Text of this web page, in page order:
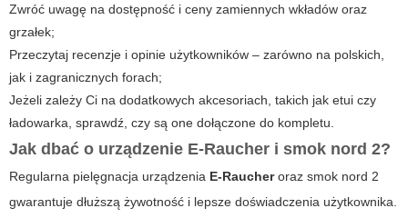
Zwróć uwagę na dostępność i ceny zamiennych wkładów oraz
grzałek;
Przeczytaj recenzje i opinie użytkowników – zarówno na polskich,
jak i zagranicznych forach;
Jeżeli zależy Ci na dodatkowych akcesoriach, takich jak etui czy
ładowarka, sprawdź, czy są one dołączone do kompletu.
Jak dbać o urządzenie E-Raucher i smok nord 2?
Regularna pielęgnacja urządzenia E-Raucheroraz smok nord 2
gwarantuje dłuższą żywotność i lepsze doświadczenia użytkownika.